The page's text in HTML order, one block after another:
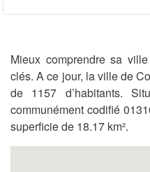
Mieux comprendre sa
clés. A ce jour, la ville de
de 1157 d’habitants.
communément codifié
superficie de 18.17 km².